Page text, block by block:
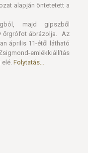
alapján öntetetett a
majd gipszből
őrgrófot ábrázolja. Az
április 11-étől látható
emlékkiállítás
Folytatás…